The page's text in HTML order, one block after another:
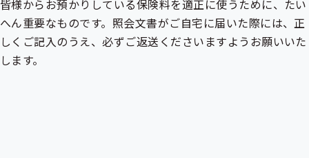
皆様からお預かりしている保険料を適正に使うために、たい
へん重要なものです。照会文書がご自宅に届いた際には、正
しくご記入のうえ、必ずご返送くださいますようお願いいた
します。